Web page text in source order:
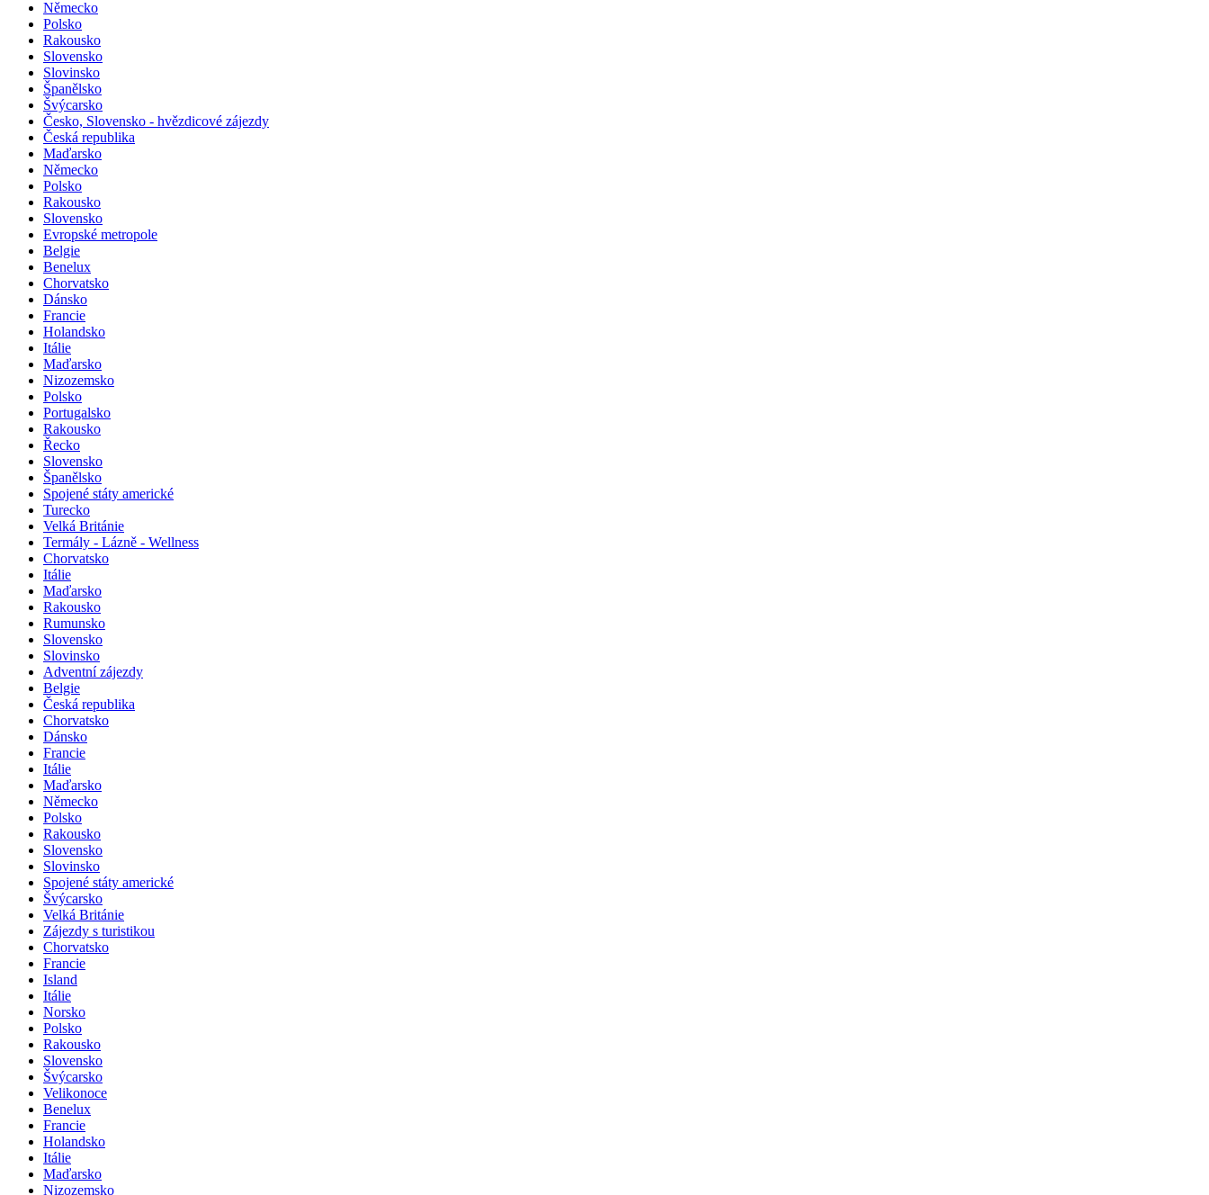
Německo
Polsko
Rakousko
Slovensko
Slovinsko
Španělsko
Švýcarsko
Česko, Slovensko - hvězdicové zájezdy
Česká republika
Maďarsko
Německo
Polsko
Rakousko
Slovensko
Evropské metropole
Belgie
Benelux
Chorvatsko
Dánsko
Francie
Holandsko
Itálie
Maďarsko
Nizozemsko
Polsko
Portugalsko
Rakousko
Řecko
Slovensko
Španělsko
Spojené státy americké
Turecko
Velká Británie
Termály - Lázně - Wellness
Chorvatsko
Itálie
Maďarsko
Rakousko
Rumunsko
Slovensko
Slovinsko
Adventní zájezdy
Belgie
Česká republika
Chorvatsko
Dánsko
Francie
Itálie
Maďarsko
Německo
Polsko
Rakousko
Slovensko
Slovinsko
Spojené státy americké
Švýcarsko
Velká Británie
Zájezdy s turistikou
Chorvatsko
Francie
Island
Itálie
Norsko
Polsko
Rakousko
Slovensko
Švýcarsko
Velikonoce
Benelux
Francie
Holandsko
Itálie
Maďarsko
Nizozemsko